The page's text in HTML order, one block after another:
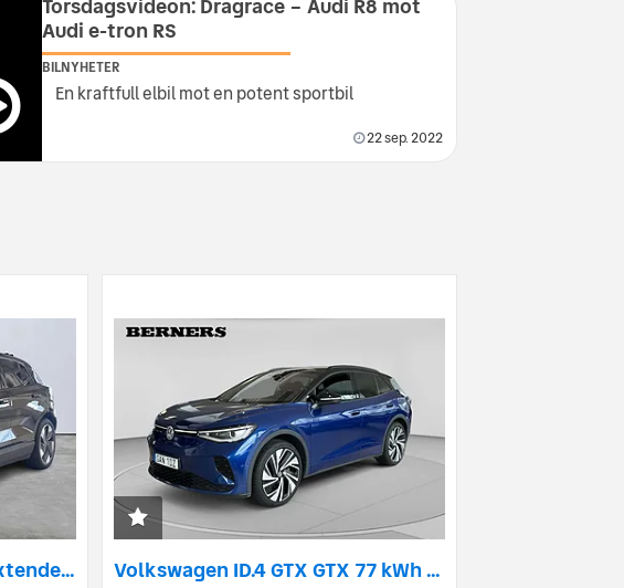
Audi e-tron RS
BILNYHETER
En kraftfull elbil mot en potent sportbil
22 sep. 2022
Volvo EX30 Single Motor Extended Range Ultra Volkswagen ID.4 GTX GTX 77 kWh 4Motion, 340hk/Topsport/Dr...